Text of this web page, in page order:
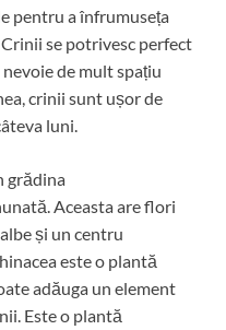
pentru a înfrumuseța
se potrivesc perfect
de mult spațiu
crinii sunt ușor de
luni.
grădina
Aceasta are flori
și un centru
este o plantă
adăuga un element
Este o plantă